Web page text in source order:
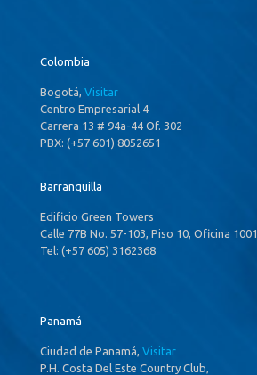
Colombia
Bogotá, Visitar
Centro Empresarial 4
Carrera 13 # 94a-44 Of. 302
PBX: (+57 601) 8052651
Barranquilla
Edificio Green Towers
Calle 77B No. 57-103, Piso 10, Oficina 1001
Tel: (+57 605) 3162368
Panamá
Ciudad de Panamá, Visitar
P.H. Costa Del Este Country Club,